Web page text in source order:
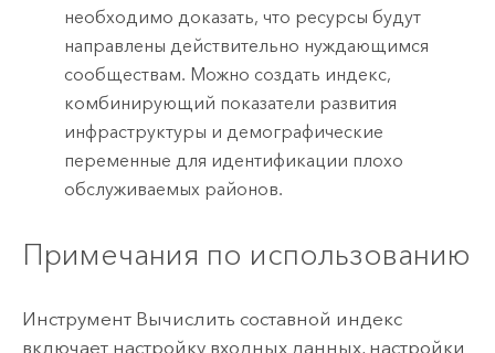
необходимо доказать, что ресурсы будут
направлены действительно нуждающимся
сообществам. Можно создать индекс,
комбинирующий показатели развития
инфраструктуры и демографические
переменные для идентификации плохо
обслуживаемых районов.
Примечания по использованию
Инструмент Вычислить составной индекс
включает настройку входных данных, настройки